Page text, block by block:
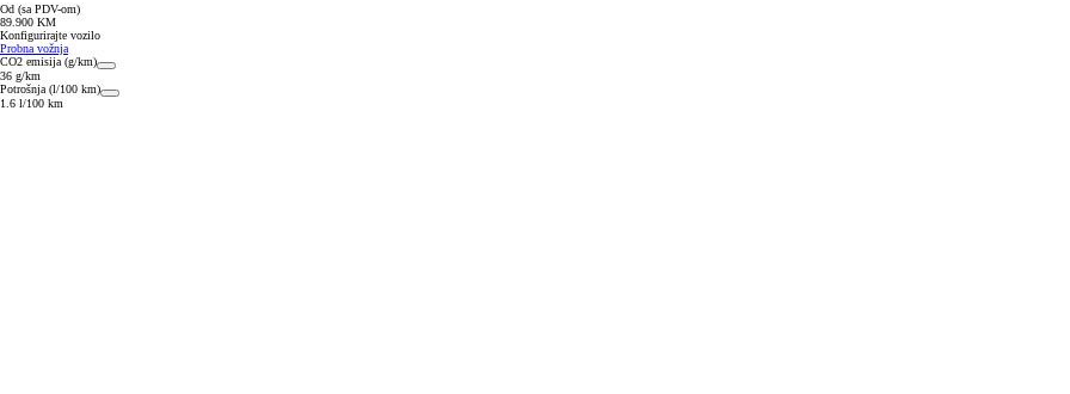
Od (sa PDV-om)
89.900 KM
Konfigurirajte vozilo
Probna vožnja
CO2 emisija (g/km)
36 g/km
Potrošnja (l/100 km)
1.6 l/100 km